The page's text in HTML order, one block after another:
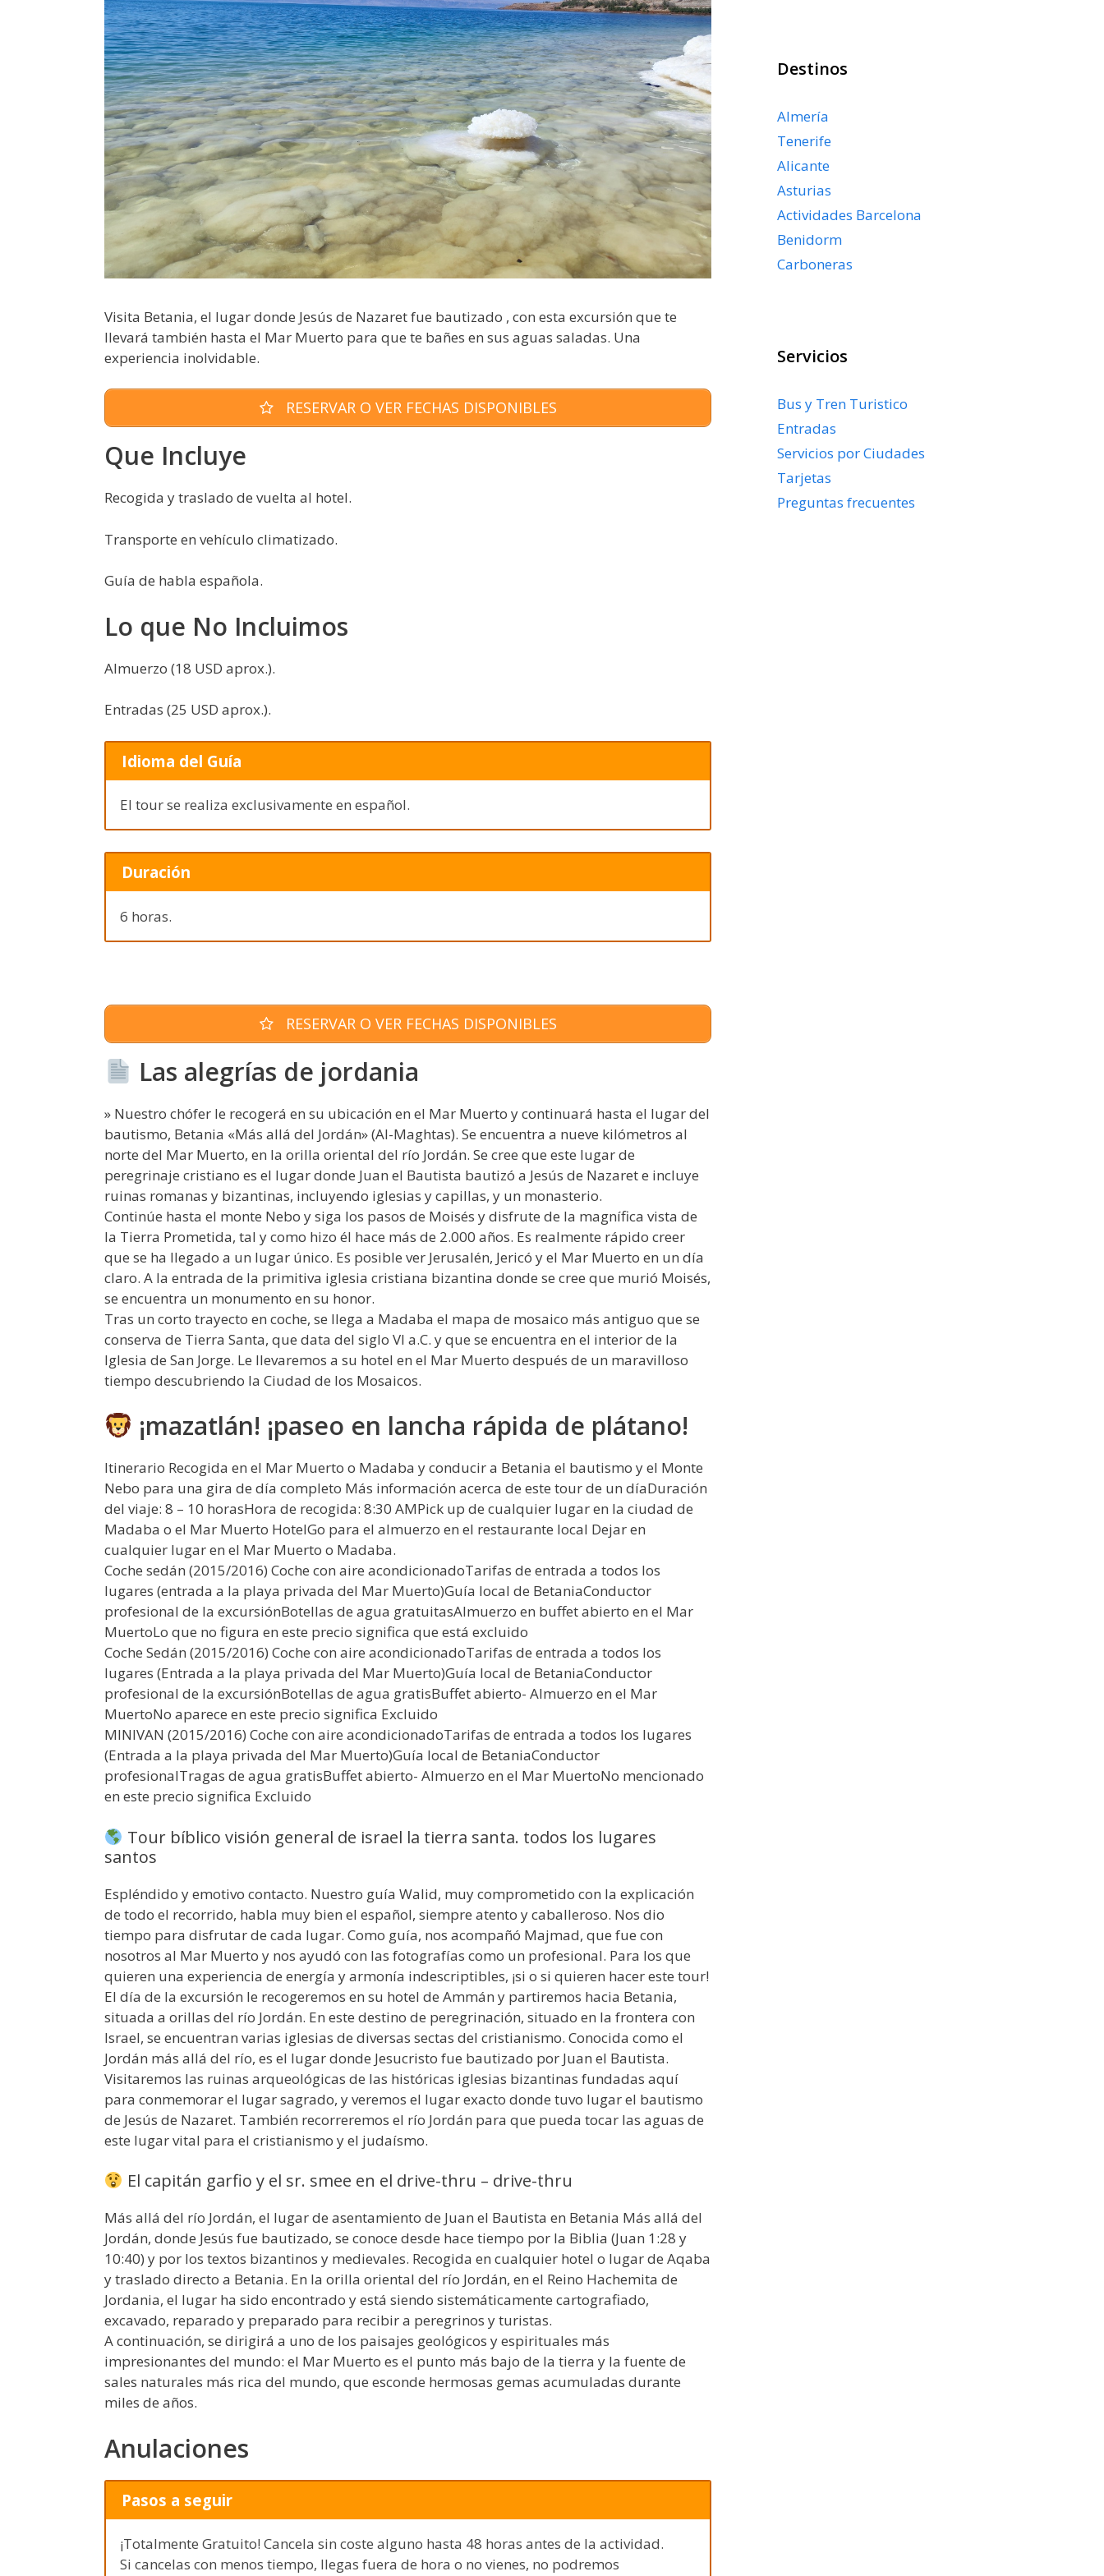
Visita Betania, el lugar donde Jesús de Nazaret fue bautizado , con esta excursión que te
llevará también hasta el Mar Muerto para que te bañes en sus aguas saladas. Una
experiencia inolvidable.
RESERVAR O VER FECHAS DISPONIBLES
Que Incluye
Recogida y traslado de vuelta al hotel.
Transporte en vehículo climatizado.
Guía de habla española.
Lo que No Incluimos
Almuerzo (18 USD aprox.).
Entradas (25 USD aprox.).
Idioma del Guía
El tour se realiza exclusivamente en español.
Duración
6 horas.
RESERVAR O VER FECHAS DISPONIBLES
Las alegrías de jordania
» Nuestro chófer le recogerá en su ubicación en el Mar Muerto y continuará hasta el lugar del
bautismo, Betania «Más allá del Jordán» (Al-Maghtas). Se encuentra a nueve kilómetros al
norte del Mar Muerto, en la orilla oriental del río Jordán. Se cree que este lugar de
peregrinaje cristiano es el lugar donde Juan el Bautista bautizó a Jesús de Nazaret e incluye
ruinas romanas y bizantinas, incluyendo iglesias y capillas, y un monasterio.
Continúe hasta el monte Nebo y siga los pasos de Moisés y disfrute de la magnífica vista de
la Tierra Prometida, tal y como hizo él hace más de 2.000 años. Es realmente rápido creer
que se ha llegado a un lugar único. Es posible ver Jerusalén, Jericó y el Mar Muerto en un día
claro. A la entrada de la primitiva iglesia cristiana bizantina donde se cree que murió Moisés,
se encuentra un monumento en su honor.
Tras un corto trayecto en coche, se llega a Madaba el mapa de mosaico más antiguo que se
conserva de Tierra Santa, que data del siglo VI a.C. y que se encuentra en el interior de la
Iglesia de San Jorge. Le llevaremos a su hotel en el Mar Muerto después de un maravilloso
tiempo descubriendo la Ciudad de los Mosaicos.
¡mazatlán! ¡paseo en lancha rápida de plátano!
Itinerario Recogida en el Mar Muerto o Madaba y conducir a Betania el bautismo y el Monte
Nebo para una gira de día completo Más información acerca de este tour de un díaDuración
del viaje: 8 – 10 horasHora de recogida: 8:30 AMPick up de cualquier lugar en la ciudad de
Madaba o el Mar Muerto HotelGo para el almuerzo en el restaurante local Dejar en
cualquier lugar en el Mar Muerto o Madaba.
Coche sedán (2015/2016) Coche con aire acondicionadoTarifas de entrada a todos los
lugares (entrada a la playa privada del Mar Muerto)Guía local de BetaniaConductor
profesional de la excursiónBotellas de agua gratuitasAlmuerzo en buffet abierto en el Mar
MuertoLo que no figura en este precio significa que está excluido
Coche Sedán (2015/2016) Coche con aire acondicionadoTarifas de entrada a todos los
lugares (Entrada a la playa privada del Mar Muerto)Guía local de BetaniaConductor
profesional de la excursiónBotellas de agua gratisBuffet abierto- Almuerzo en el Mar
MuertoNo aparece en este precio significa Excluido
MINIVAN (2015/2016) Coche con aire acondicionadoTarifas de entrada a todos los lugares
(Entrada a la playa privada del Mar Muerto)Guía local de BetaniaConductor
profesionalTragas de agua gratisBuffet abierto- Almuerzo en el Mar MuertoNo mencionado
en este precio significa Excluido
Tour bíblico visión general de israel la tierra santa. todos los lugares
santos
Espléndido y emotivo contacto. Nuestro guía Walid, muy comprometido con la explicación
de todo el recorrido, habla muy bien el español, siempre atento y caballeroso. Nos dio
tiempo para disfrutar de cada lugar. Como guía, nos acompañó Majmad, que fue con
nosotros al Mar Muerto y nos ayudó con las fotografías como un profesional. Para los que
quieren una experiencia de energía y armonía indescriptibles, ¡si o si quieren hacer este tour!
El día de la excursión le recogeremos en su hotel de Ammán y partiremos hacia Betania,
situada a orillas del río Jordán. En este destino de peregrinación, situado en la frontera con
Israel, se encuentran varias iglesias de diversas sectas del cristianismo. Conocida como el
Jordán más allá del río, es el lugar donde Jesucristo fue bautizado por Juan el Bautista.
Visitaremos las ruinas arqueológicas de las históricas iglesias bizantinas fundadas aquí
para conmemorar el lugar sagrado, y veremos el lugar exacto donde tuvo lugar el bautismo
de Jesús de Nazaret. También recorreremos el río Jordán para que pueda tocar las aguas de
este lugar vital para el cristianismo y el judaísmo.
El capitán garfio y el sr. smee en el drive-thru – drive-thru
Más allá del río Jordán, el lugar de asentamiento de Juan el Bautista en Betania Más allá del
Jordán, donde Jesús fue bautizado, se conoce desde hace tiempo por la Biblia (Juan 1:28 y
10:40) y por los textos bizantinos y medievales. Recogida en cualquier hotel o lugar de Aqaba
y traslado directo a Betania. En la orilla oriental del río Jordán, en el Reino Hachemita de
Jordania, el lugar ha sido encontrado y está siendo sistemáticamente cartografiado,
excavado, reparado y preparado para recibir a peregrinos y turistas.
A continuación, se dirigirá a uno de los paisajes geológicos y espirituales más
impresionantes del mundo: el Mar Muerto es el punto más bajo de la tierra y la fuente de
sales naturales más rica del mundo, que esconde hermosas gemas acumuladas durante
miles de años.
Anulaciones
Pasos a seguir
¡Totalmente Gratuito! Cancela sin coste alguno hasta 48 horas antes de la actividad.
Si cancelas con menos tiempo, llegas fuera de hora o no vienes, no podremos
Destinos
Almería
Tenerife
Alicante
Asturias
Actividades Barcelona
Benidorm
Carboneras
Servicios
Bus y Tren Turistico
Entradas
Servicios por Ciudades
Tarjetas
Preguntas frecuentes